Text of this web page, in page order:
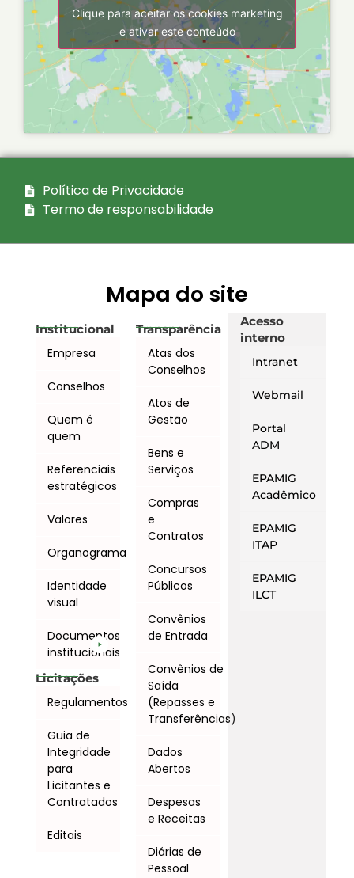
Clique para aceitar os cookies marketing
e ativar este conteúdo
Política de Privacidade
Termo de responsabilidade
Mapa do site
Institucional
Empresa
Conselhos
Quem é
quem
Referenciais
estratégicos
Valores
Organograma
Identidade
visual
Documentos
institucionais
Licitações
Regulamentos
Guia de
Integridade
para
Licitantes e
Contratados
Editais
Transparência
Atas dos
Conselhos
Atos de
Gestão
Bens e
Serviços
Compras
e
Contratos
Concursos
Públicos
Convênios
de Entrada
Convênios de
Saída
(Repasses e
Transferências)
Dados
Abertos
Despesas
e Receitas
Diárias de
Pessoal
Acesso
interno
Intranet
Webmail
Portal
ADM
EPAMIG
Acadêmico
EPAMIG
ITAP
EPAMIG
ILCT